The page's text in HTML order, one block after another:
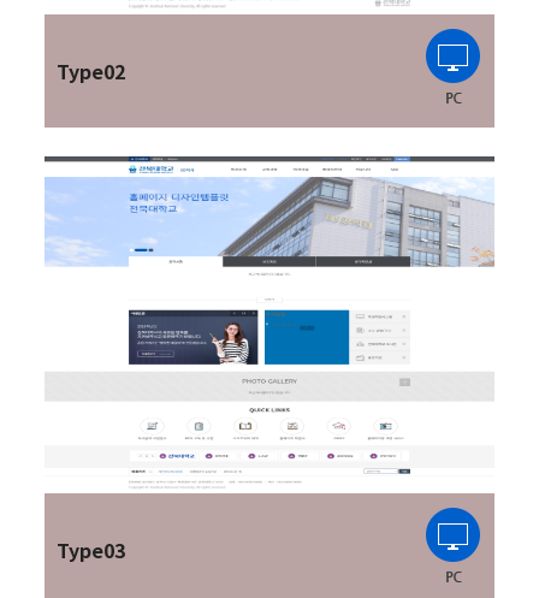
Type02
Type03